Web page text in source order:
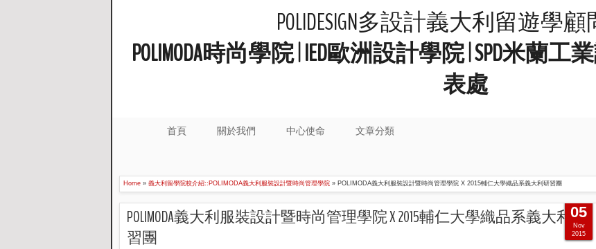
POLIDESIGN多設計義大利留遊學
POLIMODA時尚學院 | IED歐洲設計學院 | SPD米蘭
表處
首頁 關於我們 中心使命 文章分類
Home » 義大利留學院校介紹::POLIMODA義大利服裝設計暨時尚管理學院 » POLIMODA義大利服裝設計暨時尚管理學院 X 2015輔仁大學織品系義大利研習團
POLIMODA義大利服裝設計暨時尚管理學院 X 2015輔仁大學織品系義大利研
習團
05
Nov
2015